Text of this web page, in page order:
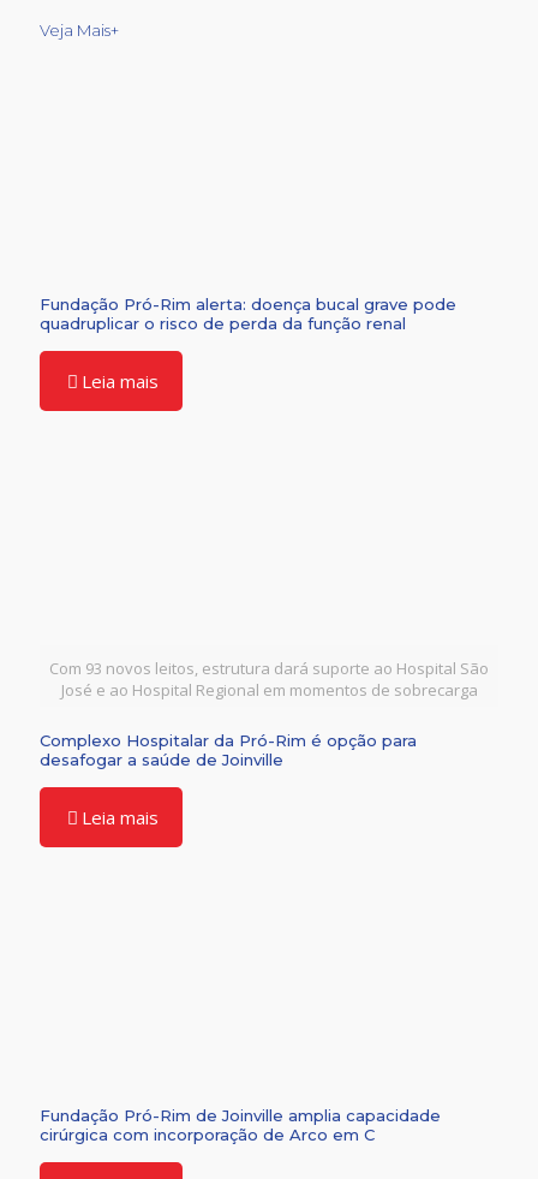
Veja Mais+
Fundação Pró-Rim alerta: doença bucal grave pode
quadruplicar o risco de perda da função renal
Leia mais
Com 93 novos leitos, estrutura dará suporte ao Hospital São
José e ao Hospital Regional em momentos de sobrecarga
Complexo Hospitalar da Pró-Rim é opção para
desafogar a saúde de Joinville
Leia mais
Fundação Pró-Rim de Joinville amplia capacidade
cirúrgica com incorporação de Arco em C